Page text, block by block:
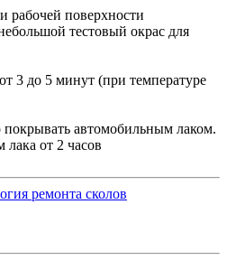
рабочей поверхности
тестовый окрас для
3 до 5 минут (при температуре
покрывать автомобильным лаком.
от 2 часов
ремонта сколов